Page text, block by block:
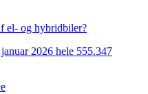
el- og hybridbiler?
2026 hele 555.347